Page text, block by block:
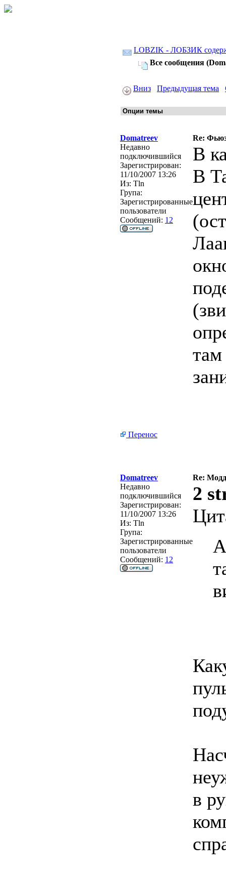
LOBZIK - ЛОБЗИК
Все сообщения
Вниз Предыдущая тема
Domatreev
Re:
Недавно
подключившийся
Зарегистрирован:
11/10/2007 13:26
Из: Tln
Група:
Зарегистрированные
пользователи
Сообщений: 12
В
В
Перенос
Domatreev
Re:
Недавно
подключившийся
Зарегистрирован:
11/10/2007 13:26
Из: Tln
Група:
Зарегистрированные
пользователи
Сообщений: 12
2
в